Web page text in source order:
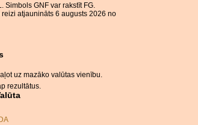
GNF var rakstīt FG.
atjaunināts 6 augusts 2026 no
uz mazāko valūtas vienību.
rezultātus.